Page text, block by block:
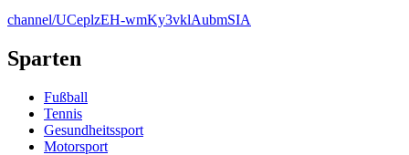
channel/UCeplzEH-wmKy3vklAubmSIA
Sparten
Fußball
Tennis
Gesundheitssport
Motorsport